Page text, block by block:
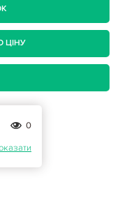
ЦІНУ
0